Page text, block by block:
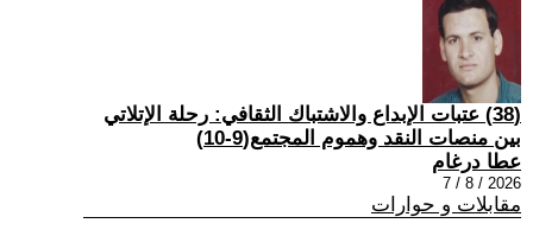
(38) عتبات الإبداع والاشتباك الثقافي: رحلة الإتلاتي
بين منصات النقد وهموم المجتمع(9-10)
عطا درغام
2026 / 8 / 7
مقابلات و حوارات